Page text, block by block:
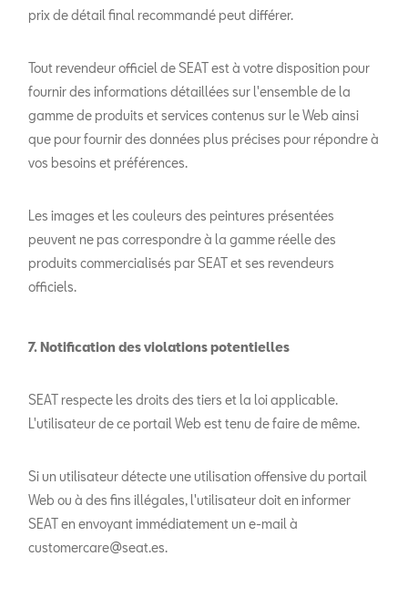
prix de détail final recommandé peut différer.
Tout revendeur officiel de SEAT est à votre disposition pour
fournir des informations détaillées sur l'ensemble de la
gamme de produits et services contenus sur le Web ainsi
que pour fournir des données plus précises pour répondre à
vos besoins et préférences.
Les images et les couleurs des peintures présentées
peuvent ne pas correspondre à la gamme réelle des
produits commercialisés par SEAT et ses revendeurs
officiels.
7. Notification des violations potentielles
SEAT respecte les droits des tiers et la loi applicable.
L'utilisateur de ce portail Web est tenu de faire de même.
Si un utilisateur détecte une utilisation offensive du portail
Web ou à des fins illégales, l'utilisateur doit en informer
SEAT en envoyant immédiatement un e-mail à
customercare@seat.es.